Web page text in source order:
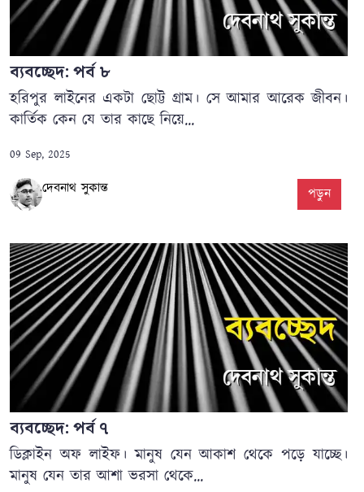
ব্যবচ্ছেদ: পর্ব ৮
হরিপুর লাইনের একটা ছোট্ট গ্রাম। সে আমার আরেক জীবন।
কার্তিক কেন যে তার কাছে নিয়ে...
09 Sep, 2025
দেবনাথ সুকান্ত পড়ুন
ব্যবচ্ছেদ: পর্ব ৭
ডিক্লাইন অফ লাইফ। মানুষ যেন আকাশ থেকে পড়ে যাচ্ছে।
মানুষ যেন তার আশা ভরসা থেকে...